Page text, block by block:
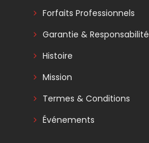
Forfaits Professionnels
Garantie & Responsabilité
Histoire
Mission
Termes & Conditions
Événements